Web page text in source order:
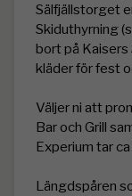
Sälfjällstorget
Skiduthyrning
bort på Kaisers
kläder för fest
Väljer ni att
Bar och Grill
Experium tar
Längdspåren